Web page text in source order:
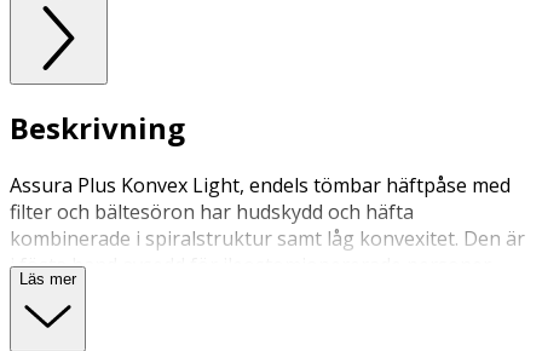
Beskrivning
Assura Plus Konvex Light, endels tömbar häftpåse med
filter och bältesöron har hudskydd och häfta
kombinerade i spiralstruktur samt låg konvexitet. Den är
i fösta hand avsedd för ileostomiopererade personer.
Konvexiteten ska minska läckagerisken vid t.ex indragen
stomi, stomi i hudplanet eller ojämnheter i huden.
Läs mer